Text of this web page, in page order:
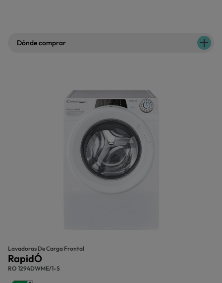
Dónde comprar
Lavadoras De Carga Frontal
RapidÓ
RO 1294DWME/1-S